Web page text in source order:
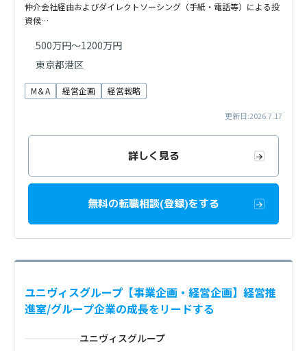
仲介会社経由およびダイレクトソーシング（手紙・電話等）による投
資候…
500万円～1200万円
東京都港区
M＆A 経営企画 経営戦略
更新日:2026.7.17
詳しく見る
無料の転職相談(登録)をする
ユニヴィスグループ【事業企画・経営企画】経営推
進室/グループ企業の成長をリードする
ユニヴィスグループ